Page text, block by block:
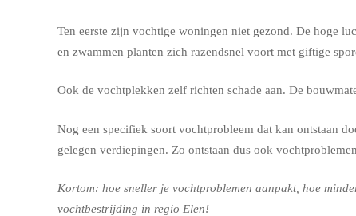
Ten eerste zijn vochtige woningen niet gezond. De hoge
en zwammen planten zich razendsnel voort met giftige
Ook de vochtplekken zelf richten schade aan. De
Nog een specifiek soort vochtprobleem dat kan ontstaan
gelegen verdiepingen. Zo ontstaan dus ook
Kortom: hoe sneller je vochtproblemen aanpakt, hoe
vochtbestrijding in regio Elen!